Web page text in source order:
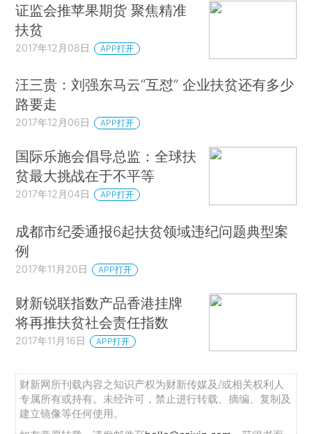
证监会推苹果期货 聚焦精准
扶贫
2017年12月08日 APP打开
汪三贵：刘强东马云“互怼” 企业扶贫还有多少
路要走
2017年12月06日 APP打开
国际乐施会倡导总监：全球扶
贫最大挑战在于不平等
2017年12月04日 APP打开
成都市纪委通报6起扶贫领域违纪问题典型案
例
2017年11月20日 APP打开
财新锐联指数产品香港挂牌
将再推扶贫社会责任指数
2017年11月16日 APP打开
财新网所刊载内容之知识产权为财新传媒及/或相关权利人
专属所有或持有。未经许可，禁止进行转载、摘编、复制及
建立镜像等任何使用。